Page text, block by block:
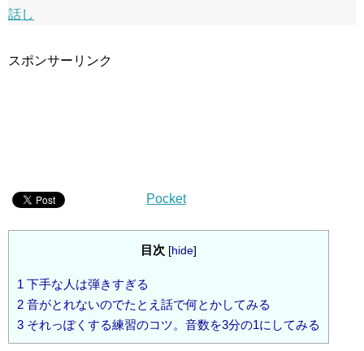
話し
スポンサーリンク
Pocket
目次 [hide]
1 下手な人は弾きすぎる
2 音がとれないのでたとえ話で何とかしてみる
3 それっぽくする練習のコツ。音数を3分の1にしてみる